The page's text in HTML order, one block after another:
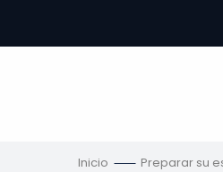
contenu
Inicio Preparar su